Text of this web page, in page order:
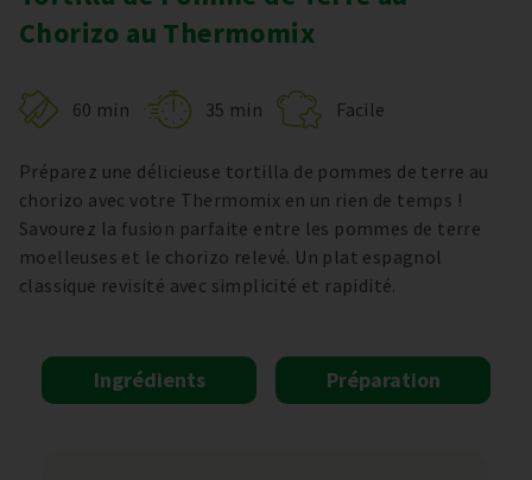
Chorizo au Thermomix
60 min 35 min Facile
Préparez une délicieuse tortilla de pommes de terre au
chorizo avec votre Thermomix en un rien de temps !
Savourez la fusion parfaite entre les pommes de terre
moelleuses et le chorizo relevé. Un plat espagnol
classique revisité avec simplicité et rapidité.
Ingrédients Préparation